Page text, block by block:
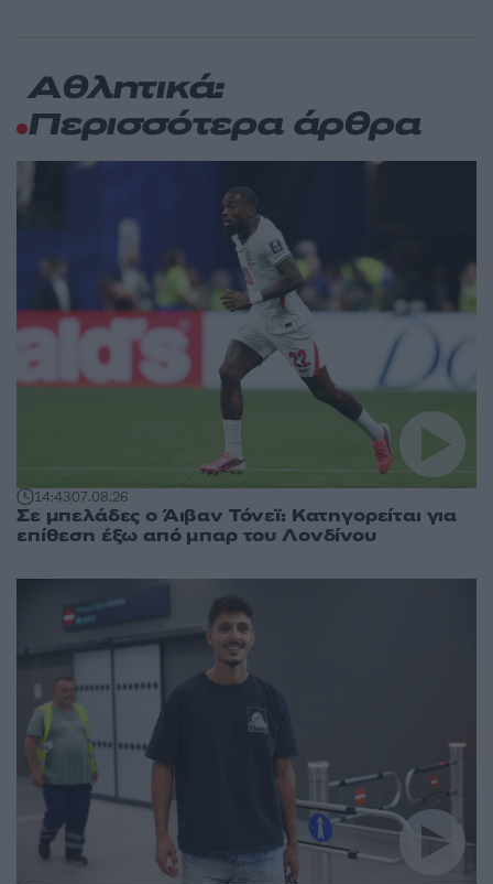
Αθλητικά:
Περισσότερα άρθρα
14:4307.08.26
Σε μπελάδες ο Άιβαν Τόνεϊ: Κατηγορείται για
επίθεση έξω από μπαρ του Λονδίνου